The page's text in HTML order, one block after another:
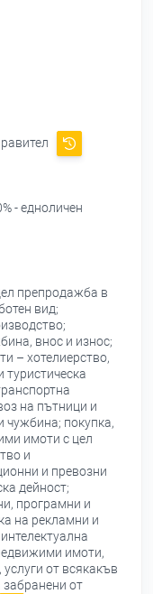
- едноличен
препродажба в
вид;
внос и износ;
– хотелиерство,
туристическа
на пътници и
чужбина; покупка,
имоти с цел
и
и превозни
дейност;
програмни и
на рекламни и
имоти,
от всякакъв
забранени от